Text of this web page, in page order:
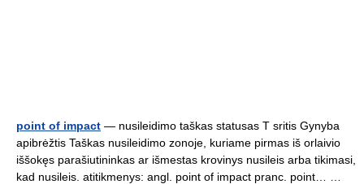
point of impact — nusileidimo taškas statusas T sritis Gynyba
apibrėžtis Taškas nusileidimo zonoje, kuriame pirmas iš orlaivio
iššokęs parašiutininkas ar išmestas krovinys nusileis arba tikimasi,
kad nusileis. atitikmenys: angl. point of impact pranc. point… …